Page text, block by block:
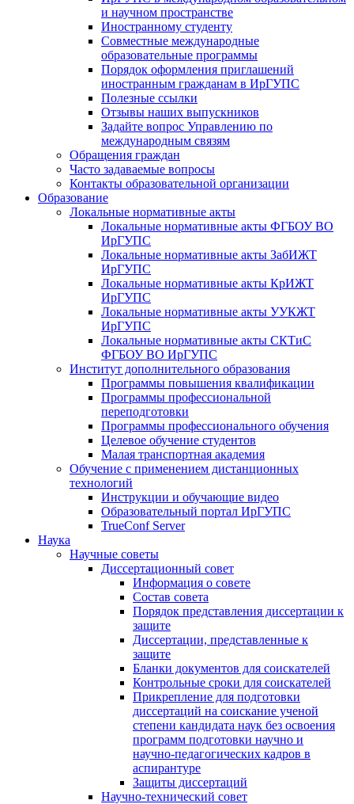
и научном пространстве
Иностранному студенту
Совместные международные
образовательные программы
Порядок оформления приглашений
иностранным гражданам в ИрГУПС
Полезные ссылки
Отзывы наших выпускников
Задайте вопрос Управлению по
международным связям
Обращения граждан
Часто задаваемые вопросы
Контакты образовательной организации
Образование
Локальные нормативные акты
Локальные нормативные акты ФГБОУ ВО
ИрГУПС
Локальные нормативные акты ЗабИЖТ
ИрГУПС
Локальные нормативные акты КрИЖТ
ИрГУПС
Локальные нормативные акты УУКЖТ
ИрГУПС
Локальные нормативные акты СКТиС
ФГБОУ ВО ИрГУПС
Институт дополнительного образования
Программы повышения квалификации
Программы профессиональной
переподготовки
Программы профессионального обучения
Целевое обучение студентов
Малая транспортная академия
Обучение с применением дистанционных
технологий
Инструкции и обучающие видео
Образовательный портал ИрГУПС
TrueConf Server
Наука
Научные советы
Диссертационный совет
Информация о совете
Состав совета
Порядок представления диссертации к
защите
Диссертации, представленные к
защите
Бланки документов для соискателей
Контрольные сроки для соискателей
Прикрепление для подготовки
диссертаций на соискание ученой
степени кандидата наук без освоения
программ подготовки научно и
научно-педагогических кадров в
аспирантуре
Защиты диссертаций
Научно-технический совет